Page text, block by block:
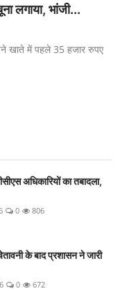
लगाया, भांजी...
खाते में पहले 35 हजार रुपए
अधिकारियों का तबादला,
0 806
के बाद प्रशासन ने जारी
0 672